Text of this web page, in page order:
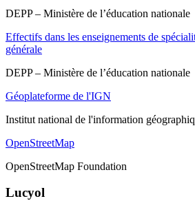
DEPP – Ministère de l’éducation nationale
Effectifs dans les enseignements de
générale
DEPP – Ministère de l’éducation nationale
Géoplateforme de l'IGN
Institut national de l'information
OpenStreetMap
OpenStreetMap Foundation
Lucyol